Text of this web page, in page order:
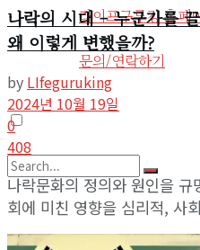
라이프구루킹 홈페
문의/연락하기
No Result
나락의 시대 – 누군가를
왜 이렇게 변했을까?
by LIfeguruking
2024년 10월 19일
0
408
나락문화의 정의와 원인을
회에 미친 영향을 심리적, 사